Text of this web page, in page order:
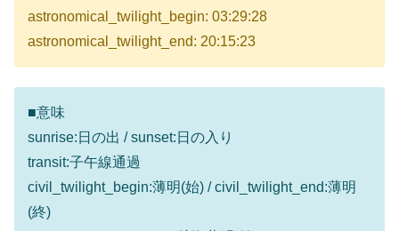
astronomical_twilight_begin: 03:29:28
astronomical_twilight_end: 20:15:23
■意味
sunrise:日の出 / sunset:日の入り
transit:子午線通過
civil_twilight_begin:薄明(始) / civil_twilight_end:薄明
(終)